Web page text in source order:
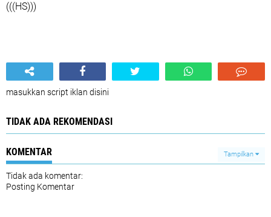
(((HS)))
masukkan script iklan disini
TIDAK ADA REKOMENDASI
KOMENTAR Tampilkan
Tidak ada komentar:
Posting Komentar